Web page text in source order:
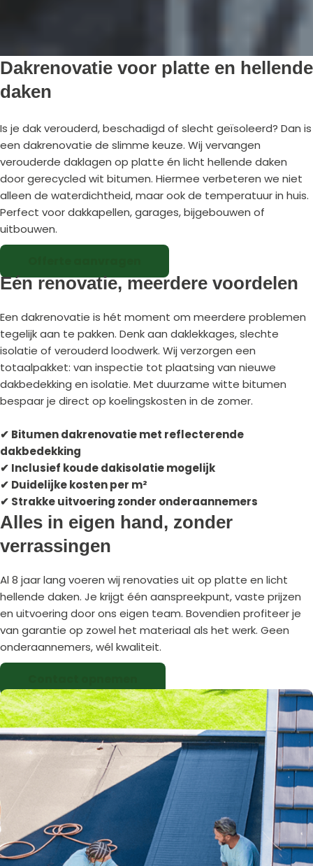
Dakrenovatie voor platte en hellende
daken
Is je dak verouderd, beschadigd of slecht geïsoleerd? Dan is
een dakrenovatie de slimme keuze. Wij vervangen
verouderde daklagen op platte én licht hellende daken
door gerecycled wit bitumen. Hiermee verbeteren we niet
alleen de waterdichtheid, maar ook de temperatuur in huis.
Perfect voor dakkapellen, garages, bijgebouwen of
uitbouwen.
Eén renovatie, meerdere voordelen
Een dakrenovatie is hét moment om meerdere problemen
tegelijk aan te pakken. Denk aan daklekkages, slechte
isolatie of verouderd loodwerk. Wij verzorgen een
totaalpakket: van inspectie tot plaatsing van nieuwe
dakbedekking en isolatie. Met duurzame witte bitumen
bespaar je direct op koelingskosten in de zomer.
✔ Bitumen dakrenovatie met reflecterende
dakbedekking
✔ Inclusief koude dakisolatie mogelijk
✔ Duidelijke kosten per m²
✔ Strakke uitvoering zonder onderaannemers
Alles in eigen hand, zonder
verrassingen
Al 8 jaar lang voeren wij renovaties uit op platte en licht
hellende daken. Je krijgt één aanspreekpunt, vaste prijzen
en uitvoering door ons eigen team. Bovendien profiteer je
van garantie op zowel het materiaal als het werk. Geen
onderaannemers, wél kwaliteit.